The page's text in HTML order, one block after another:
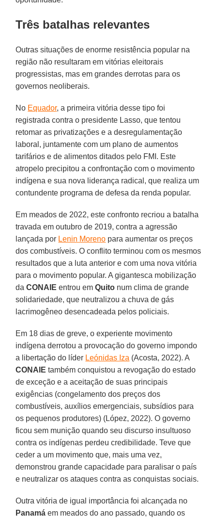
Três batalhas relevantes
Outras situações de enorme resistência popular na
região não resultaram em vitórias eleitorais
progressistas, mas em grandes derrotas para os
governos neoliberais.
No Equador, a primeira vitória desse tipo foi
registrada contra o presidente Lasso, que tentou
retomar as privatizações e a desregulamentação
laboral, juntamente com um plano de aumentos
tarifários e de alimentos ditados pelo FMI. Este
atropelo precipitou a confrontação com o movimento
indígena e sua nova liderança radical, que realiza um
contundente programa de defesa da renda popular.
Em meados de 2022, este confronto recriou a batalha
travada em outubro de 2019, contra a agressão
lançada por Lenin Moreno para aumentar os preços
dos combustíveis. O conflito terminou com os mesmos
resultados que a luta anterior e com uma nova vitória
para o movimento popular. A gigantesca mobilização
daCONAIE entrou emQuito num clima de grande
solidariedade, que neutralizou a chuva de gás
lacrimogêneo desencadeada pelos policiais.
Em 18 dias de greve, o experiente movimento
indígena derrotou a provocação do governo impondo
a libertação do líder Leónidas Iza (Acosta, 2022). A
CONAIE também conquistou a revogação do estado
de exceção e a aceitação de suas principais
exigências (congelamento dos preços dos
combustíveis, auxílios emergenciais, subsídios para
os pequenos produtores) (López, 2022). O governo
ficou sem munição quando seu discurso insultuoso
contra os indígenas perdeu credibilidade. Teve que
ceder a um movimento que, mais uma vez,
demonstrou grande capacidade para paralisar o país
e neutralizar os ataques contra as conquistas sociais.
Outra vitória de igual importância foi alcançada no
Panamá em meados do ano passado, quando os